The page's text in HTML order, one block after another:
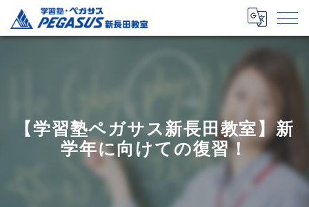
【学習塾ペガサス新長田教室】新
学年に向けての復習！